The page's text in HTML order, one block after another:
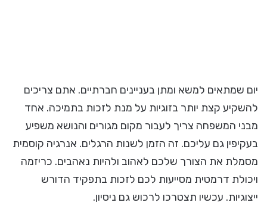
יום שמתאים למשא ומתן בעניינים חברתיים. אתם צריכים
להשקיע קצת יותר בזוגיות על מנת לזכות בתמיכה. אחד
מבני המשפחה צריך לעבור מקום מגורים והנושא משפיע
בעקיפין גם עליכם. זה הזמן לשנות הרגלים. אנרגיה קוסמית
מסמלת את הצורך שלכם לאהוב ולהיות נאהבים. כריזמה
ויכולת דרמטית מסייעות לכם לזכות בתפקיד הדורש
ייצוגיות. עכשיו תצטרכו לרכוש גם ניסיון.